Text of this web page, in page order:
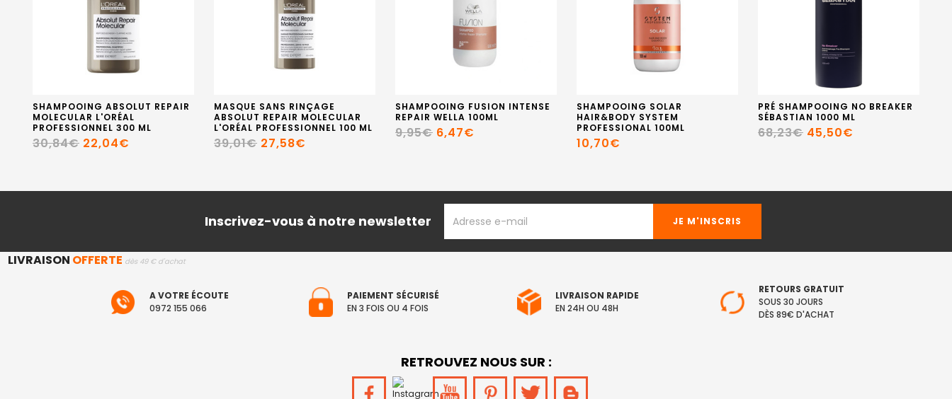
SHAMPOOING ABSOLUT REPAIR
MOLECULAR L'ORÉAL
PROFESSIONNEL 300 ML
30,84€ 22,04€
MASQUE SANS RINÇAGE
ABSOLUT REPAIR MOLECULAR
L'ORÉAL PROFESSIONNEL 100 ML
39,01€ 27,58€
SHAMPOOING FUSION INTENSE
REPAIR WELLA 100ML
9,95€ 6,47€
SHAMPOOING SOLAR
HAIR&BODY SYSTEM
PROFESSIONAL 100ML
10,70€
PRÉ SHAMPOOING NO BREAKER
SÉBASTIAN 1000 ML
68,23€ 45,50€
Inscrivez-vous à notre newsletter
EMAIL
LIVRAISON OFFERTE dès 49 € d'achat
A VOTRE ÉCOUTE
0972 155 066
PAIEMENT SÉCURISÉ
EN 3 FOIS OU 4 FOIS
LIVRAISON RAPIDE
EN 24H OU 48H
RETOURS GRATUIT
SOUS 30 JOURS
DÈS 89€ D'ACHAT
RETROUVEZ NOUS SUR :